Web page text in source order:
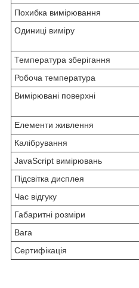
Похибка вимірювання
Одиниці виміру
Температура зберігання
Робоча температура
Вимірювані поверхні
Елементи живлення
Калібрування
JavaScript вимірювань
Підсвітка дисплея
Час відгуку
Габаритні розміри
Вага
Сертифікація